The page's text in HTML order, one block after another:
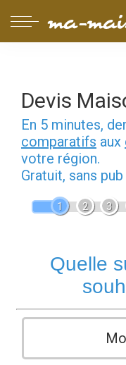
Devis
En 5 minutes,
comparatifs aux
votre région.
Gratuit, sans
1 2 3
Quelle